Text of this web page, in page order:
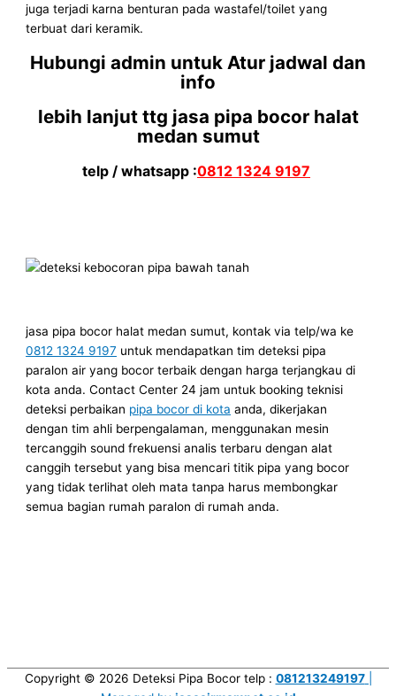
juga terjadi karna benturan pada wastafel/toilet yang
terbuat dari keramik.
Hubungi admin untuk Atur jadwal dan
info
lebih lanjut ttg jasa pipa bocor halat
medan sumut
telp / whatsapp :0812 1324 9197
jasa pipa bocor halat medan sumut, kontak via telp/wa ke
0812 1324 9197 untuk mendapatkan tim deteksi pipa
paralon air yang bocor terbaik dengan harga terjangkau di
kota anda. Contact Center 24 jam untuk booking teknisi
deteksi perbaikan pipa bocor di kota anda, dikerjakan
dengan tim ahli berpengalaman, menggunakan mesin
tercanggih sound frekuensi analis terbaru dengan alat
canggih tersebut yang bisa mencari titik pipa yang bocor
yang tidak terlihat oleh mata tanpa harus membongkar
semua bagian rumah paralon di rumah anda.
Copyright © 2026 Deteksi Pipa Bocortelp : 081213249197|